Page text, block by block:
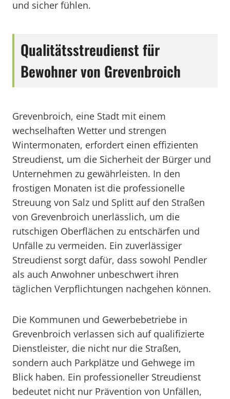
und sicher fühlen.
Qualitätsstreudienst für
Bewohner von Grevenbroich
Grevenbroich, eine Stadt mit einem
wechselhaften Wetter und strengen
Wintermonaten, erfordert einen effizienten
Streudienst, um die Sicherheit der Bürger und
Unternehmen zu gewährleisten. In den
frostigen Monaten ist die professionelle
Streuung von Salz und Splitt auf den Straßen
von Grevenbroich unerlässlich, um die
rutschigen Oberflächen zu entschärfen und
Unfälle zu vermeiden. Ein zuverlässiger
Streudienst sorgt dafür, dass sowohl Pendler
als auch Anwohner unbeschwert ihren
täglichen Verpflichtungen nachgehen können.
Die Kommunen und Gewerbebetriebe in
Grevenbroich verlassen sich auf qualifizierte
Dienstleister, die nicht nur die Straßen,
sondern auch Parkplätze und Gehwege im
Blick haben. Ein professioneller Streudienst
bedeutet nicht nur Prävention von Unfällen,